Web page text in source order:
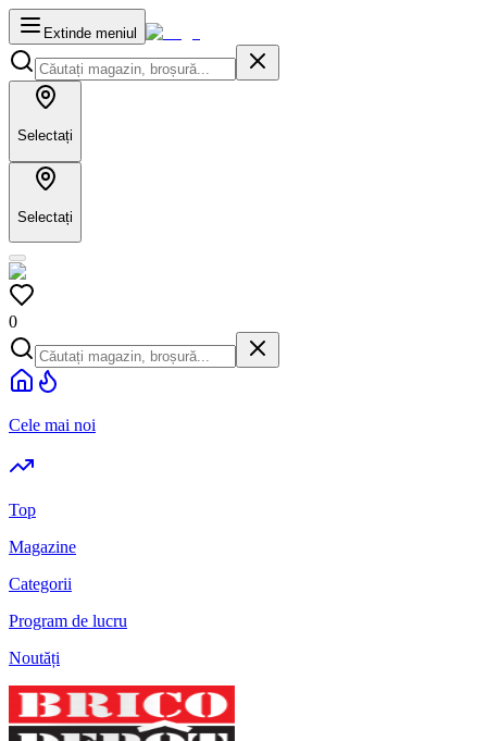
Extinde meniul
Selectați
Selectați
0
Cele mai noi
Top
Magazine
Categorii
Program de lucru
Noutăți